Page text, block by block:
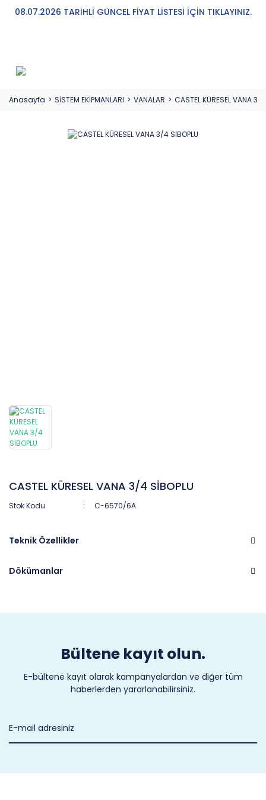
08.07.2026 TARİHLİ GÜNCEL FİYAT LİSTESİ İÇİN TIKLAYINIZ.
Anasayfa SİSTEM EKİPMANLARI VANALAR CASTEL KÜRESEL VANA 3/
CASTEL KÜRESEL VANA 3/4 SİBOPLU
Stok Kodu C-6570/6A
Teknik Özellikler
Dökümanlar
Bültene kayıt olun.
E-bültene kayıt olarak kampanyalardan ve diğer tüm
haberlerden yararlanabilirsiniz.